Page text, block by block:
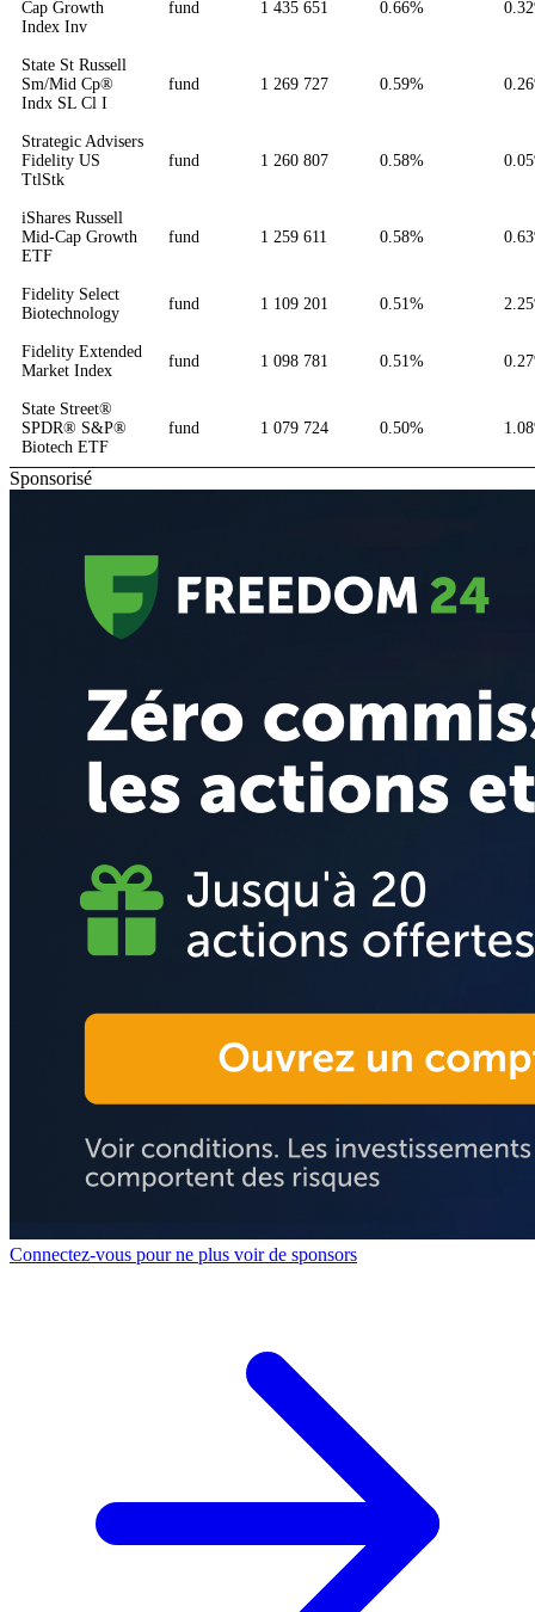
Cap Growth
Index Inv
fund 1 435 651 0.66%
State St Russell
Sm/Mid Cp®
Indx SL Cl I
fund 1 269 727 0.59%
Strategic Advisers
Fidelity US
TtlStk
fund 1 260 807 0.58%
iShares Russell
Mid-Cap Growth
ETF
fund 1 259 611 0.58%
Fidelity Select
Biotechnology
fund 1 109 201 0.51%
Fidelity Extended
Market Index
fund 1 098 781 0.51%
State Street®
SPDR® S&P®
Biotech ETF
fund 1 079 724 0.50%
Sponsorisé
Connectez-vous pour ne plus voir de sponsors